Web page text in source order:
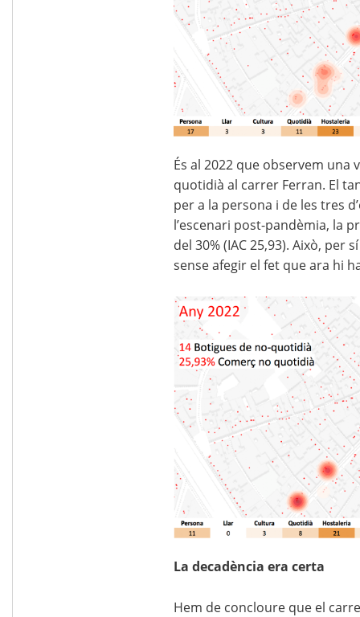
És al 2022 que observem
quotidià al carrer Ferran. El
per a la persona i de les tres
l’escenari post-pandèmia, la
del 30% (IAC 25,93). Això, per
sense afegir el fet que ara hi
La decadència era certa
Hem de concloure que el